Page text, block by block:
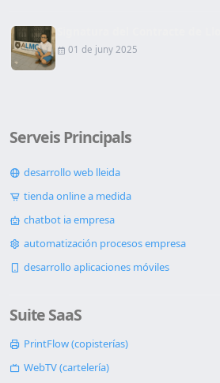
01 de juny 2025
Serveis Principals
desarrollo web lleida
tienda online a medida
chatbot ia empresa
automatización procesos empresa
desarrollo aplicaciones móviles
Suite SaaS
PrintFlow (copisterías)
WebTV (cartelería)